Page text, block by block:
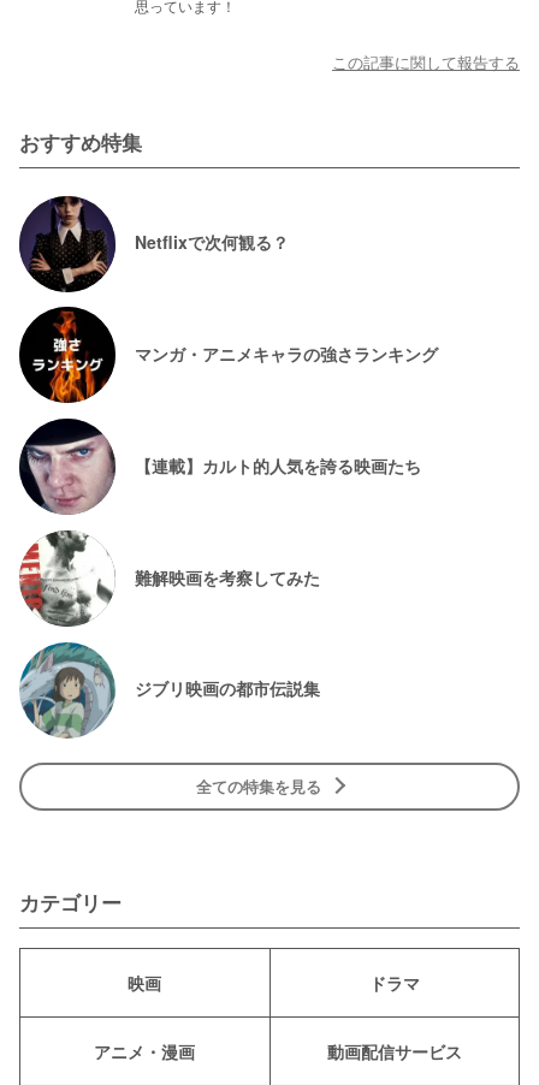
思っています！
この記事に関して報告する
おすすめ特集
Netflixで次何観る？
マンガ・アニメキャラの強さランキング
【連載】カルト的人気を誇る映画たち
難解映画を考察してみた
ジブリ映画の都市伝説集
全ての特集を見る
カテゴリー
映画 ドラマ
アニメ・漫画 動画配信サービス